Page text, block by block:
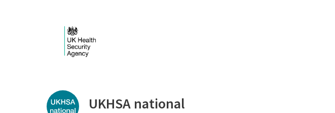
Public library - UKHSA national
UKHSA national